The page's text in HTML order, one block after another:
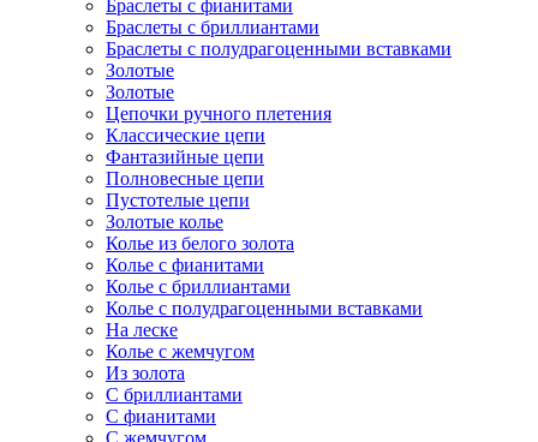
Браслеты с фианитами
Браслеты с бриллиантами
Браслеты с полудрагоценными вставками
Золотые
Золотые
Цепочки ручного плетения
Классические цепи
Фантазийные цепи
Полновесные цепи
Пустотелые цепи
Золотые колье
Колье из белого золота
Колье с фианитами
Колье с бриллиантами
Колье с полудрагоценными вставками
На леске
Колье с жемчугом
Из золота
С бриллиантами
С фианитами
С жемчугом